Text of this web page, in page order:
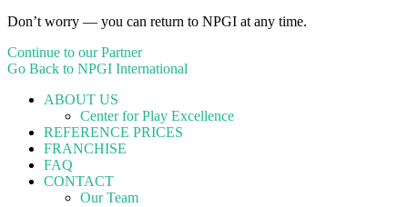
Don’t worry — you can return to NPGI at any time.
Continue to our Partner
Go Back to NPGI International
ABOUT US
Center for Play Excellence
REFERENCE PRICES
FRANCHISE
FAQ
CONTACT
Our Team